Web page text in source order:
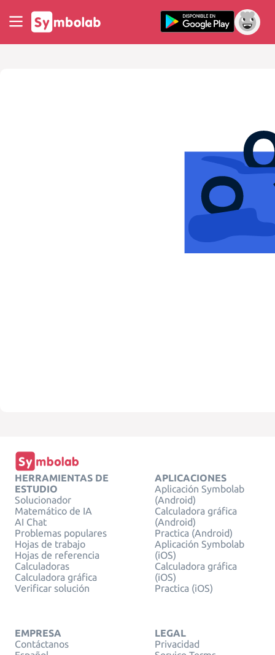
HERRAMIENTAS DE
ESTUDIO
Solucionador
Matemático de IA
AI Chat
Problemas populares
Hojas de trabajo
Hojas de referencia
Calculadoras
Calculadora gráfica
Verificar solución
APLICACIONES
Aplicación Symbolab
(Android)
Calculadora gráfica
(Android)
Practica (Android)
Aplicación Symbolab
(iOS)
Calculadora gráfica
(iOS)
Practica (iOS)
EMPRESA
Contáctanos
LEGAL
Privacidad